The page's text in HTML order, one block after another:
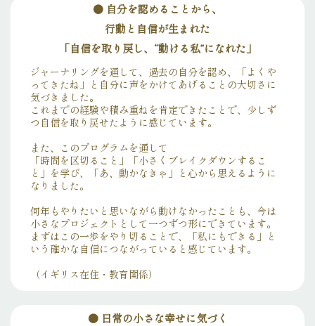
● 自分を認めることから、
行動と自信が生まれた
「自信を取り戻し、“動ける私”になれた」
ジャーナリングを通して、過去の自分を認め、「よくや
ってきたね」と自分に声をかけてあげることの大切さに
気づきました。
これまでの経験や積み重ねを肯定できたことで、少しず
つ自信を取り戻せたように感じています。
また、このプログラムを通して
「時間を区切ること」「小さくブレイクダウンするこ
と」を学び、「あ、動かなきゃ」と心から思えるように
なりました。
何年もやりたいと思いながら動けなかったことも、今は
小さなプロジェクトとして一つずつ形にできています。
まずはこの一歩をやり切ることで、「私にもできる」と
いう確かな自信につながっていると感じています。
（イギリス在住・教育関係）
● 日常の小さな幸せに気づく